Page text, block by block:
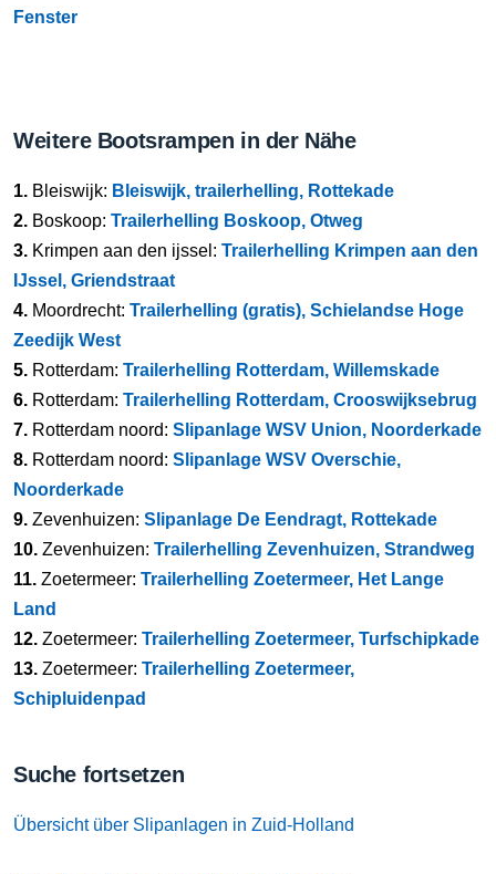
Fenster
Weitere Bootsrampen in der Nähe
1. Bleiswijk: Bleiswijk, trailerhelling, Rottekade
2. Boskoop: Trailerhelling Boskoop, Otweg
3. Krimpen aan den ijssel: Trailerhelling Krimpen aan den
IJssel, Griendstraat
4. Moordrecht: Trailerhelling (gratis), Schielandse Hoge
Zeedijk West
5. Rotterdam: Trailerhelling Rotterdam, Willemskade
6. Rotterdam: Trailerhelling Rotterdam, Crooswijksebrug
7. Rotterdam noord: Slipanlage WSV Union, Noorderkade
8. Rotterdam noord: Slipanlage WSV Overschie,
Noorderkade
9. Zevenhuizen: Slipanlage De Eendragt, Rottekade
10. Zevenhuizen: Trailerhelling Zevenhuizen, Strandweg
11. Zoetermeer: Trailerhelling Zoetermeer, Het Lange
Land
12. Zoetermeer: Trailerhelling Zoetermeer, Turfschipkade
13. Zoetermeer: Trailerhelling Zoetermeer,
Schipluidenpad
Suche fortsetzen
Übersicht über Slipanlagen in Zuid-Holland